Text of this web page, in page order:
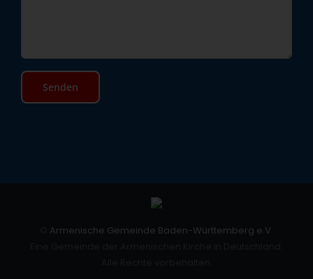
Armenische Gemeinde Baden-Württemberg e.V.